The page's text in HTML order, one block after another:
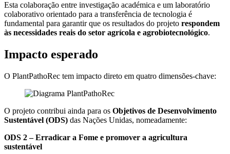
Esta colaboração entre investigação académica e um laboratório
colaborativo orientado para a transferência de tecnologia é
fundamental para garantir que os resultados do projeto respondem
às necessidades reais do setor agrícola e agrobiotecnológico.
Impacto esperado
O PlantPathoRec tem impacto direto em quatro dimensões-chave:
O projeto contribui ainda para os Objetivos de Desenvolvimento
Sustentável (ODS) das Nações Unidas, nomeadamente:
ODS 2 – Erradicar a Fome e promover a agricultura
sustentável